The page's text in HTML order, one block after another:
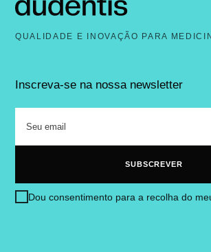
QUALIDADE E INOVAÇÃO PARA
Inscreva-se na nossa newsletter
Dou consentimento para a recolha do